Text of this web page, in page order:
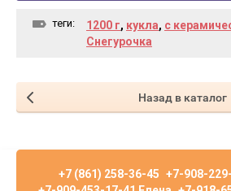
теги: 1200 г, кукла, с
Снегурочка
Назад в каталог
+7 (861) 258-36-45 +7-908-